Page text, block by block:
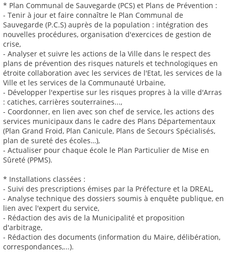
* Plan Communal de Sauvegarde (PCS) et Plans de Prévention :
- Tenir à jour et faire connaître le Plan Communal de
Sauvegarde (P.C.S) auprès de la population : intégration des
nouvelles procédures, organisation d'exercices de gestion de
crise,
- Analyser et suivre les actions de la Ville dans le respect des
plans de prévention des risques naturels et technologiques en
étroite collaboration avec les services de l'Etat, les services de la
Ville et les services de la Communauté Urbaine,
- Développer l'expertise sur les risques propres à la ville d'Arras
: catiches, carrières souterraines...,
- Coordonner, en lien avec son chef de service, les actions des
services municipaux dans le cadre des Plans Départementaux
(Plan Grand Froid, Plan Canicule, Plans de Secours Spécialisés,
plan de sureté des écoles…),
- Actualiser pour chaque école le Plan Particulier de Mise en
Sûreté (PPMS).
* Installations classées :
- Suivi des prescriptions émises par la Préfecture et la DREAL,
- Analyse technique des dossiers soumis à enquête publique, en
lien avec l'expert du service,
- Rédaction des avis de la Municipalité et proposition
d'arbitrage,
- Rédaction des documents (information du Maire, délibération,
correspondances,...).